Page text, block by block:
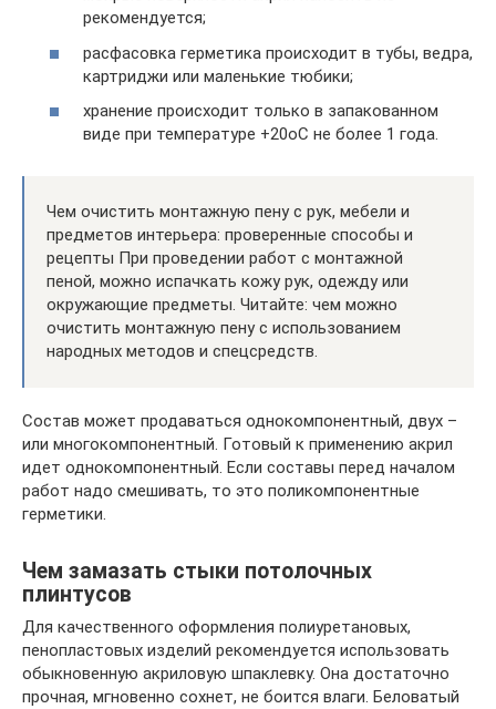
рекомендуется;
расфасовка герметика происходит в тубы, ведра,
картриджи или маленькие тюбики;
хранение происходит только в запакованном
виде при температуре +20оС не более 1 года.
Чем очистить монтажную пену с рук, мебели и
предметов интерьера: проверенные способы и
рецепты При проведении работ с монтажной
пеной, можно испачкать кожу рук, одежду или
окружающие предметы. Читайте: чем можно
очистить монтажную пену с использованием
народных методов и спецсредств.
Состав может продаваться однокомпонентный, двух –
или многокомпонентный. Готовый к применению акрил
идет однокомпонентный. Если составы перед началом
работ надо смешивать, то это поликомпонентные
герметики.
Чем замазать стыки потолочных
плинтусов
Для качественного оформления полиуретановых,
пенопластовых изделий рекомендуется использовать
обыкновенную акриловую шпаклевку. Она достаточно
прочная, мгновенно сохнет, не боится влаги. Беловатый